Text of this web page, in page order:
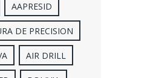
AAPRESID
DE PRECISION
AIR DRILL